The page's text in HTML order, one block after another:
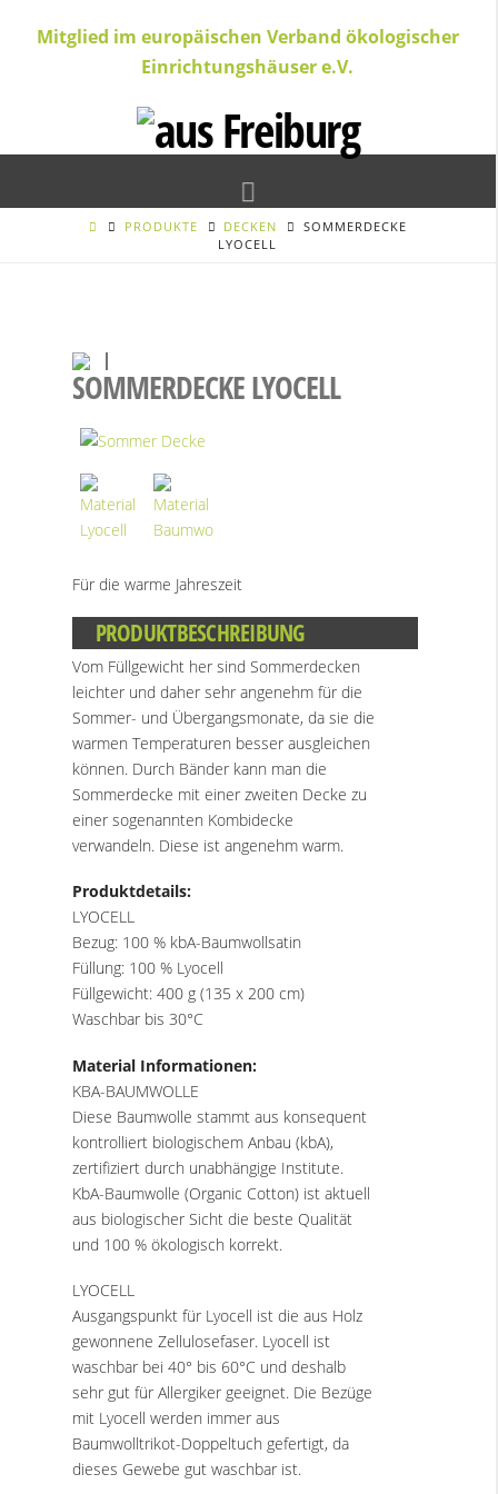
Mitglied im europäischen Verband ökologischer
Einrichtungshäuser e.V.
PRODUKTE DECKEN
SOMMERDECKE
LYOCELL
SOMMERDECKE LYOCELL
Für die warme Jahreszeit
PRODUKTBESCHREIBUNG
Vom Füllgewicht her sind Sommerdecken
leichter und daher sehr angenehm für die
Sommer- und Übergangsmonate, da sie die
warmen Temperaturen besser ausgleichen
können. Durch Bänder kann man die
Sommerdecke mit einer zweiten Decke zu
einer sogenannten Kombidecke
verwandeln. Diese ist angenehm warm.
Produktdetails:
LYOCELL
Bezug: 100 % kbA-Baumwollsatin
Füllung: 100 % Lyocell
Füllgewicht: 400 g (135 x 200 cm)
Waschbar bis 30°C
Material Informationen:
KBA-BAUMWOLLE
Diese Baumwolle stammt aus konsequent
kontrolliert biologischem Anbau (kbA),
zertifiziert durch unabhängige Institute.
KbA-Baumwolle (Organic Cotton) ist aktuell
aus biologischer Sicht die beste Qualität
und 100 % ökologisch korrekt.
LYOCELL
Ausgangspunkt für Lyocell ist die aus Holz
gewonnene Zellulosefaser. Lyocell ist
waschbar bei 40° bis 60°C und deshalb
sehr gut für Allergiker geeignet. Die Bezüge
mit Lyocell werden immer aus
Baumwolltrikot-Doppeltuch gefertigt, da
dieses Gewebe gut waschbar ist.